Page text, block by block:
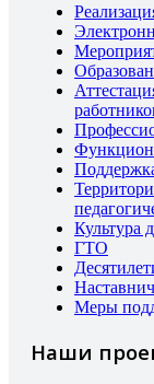
Культура
ГТО
Меры
Наши